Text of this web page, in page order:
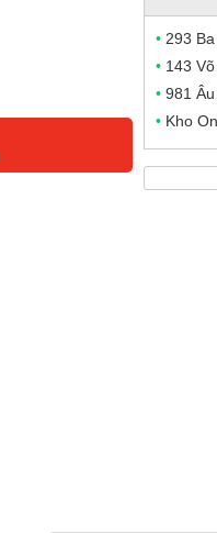
• 293
• 143
• 981
• Kho